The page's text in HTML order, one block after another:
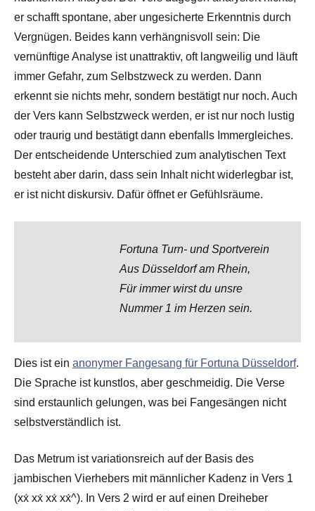
er schafft spontane, aber ungesicherte Erkenntnis durch
Vergnügen. Beides kann verhängnisvoll sein: Die
vernünftige Analyse ist unattraktiv, oft langweilig und läuft
immer Gefahr, zum Selbstzweck zu werden. Dann
erkennt sie nichts mehr, sondern bestätigt nur noch. Auch
der Vers kann Selbstzweck werden, er ist nur noch lustig
oder traurig und bestätigt dann ebenfalls Immergleiches.
Der entscheidende Unterschied zum analytischen Text
besteht aber darin, dass sein Inhalt nicht widerlegbar ist,
er ist nicht diskursiv. Dafür öffnet er Gefühlsräume.
Fortuna Turn- und Sportverein
Aus Düsseldorf am Rhein,
Für immer wirst du unsre
Nummer 1 im Herzen sein.
Dies ist ein anonymer Fangesang für Fortuna Düsseldorf.
Die Sprache ist kunstlos, aber geschmeidig. Die Verse
sind erstaunlich gelungen, was bei Fangesängen nicht
selbstverständlich ist.
Das Metrum ist variationsreich auf der Basis des
jambischen Vierhebers mit männlicher Kadenz in Vers 1
(xx́ xx́ xx́ xx́^). In Vers 2 wird er auf einen Dreiheber